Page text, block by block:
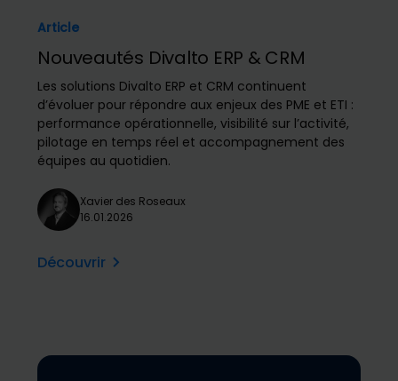
Article
Nouveautés Divalto ERP & CRM
Les solutions Divalto ERP et CRM continuent
d’évoluer pour répondre aux enjeux des PME et ETI :
performance opérationnelle, visibilité sur l’activité,
pilotage en temps réel et accompagnement des
équipes au quotidien.
Xavier des Roseaux
16.01.2026
Découvrir